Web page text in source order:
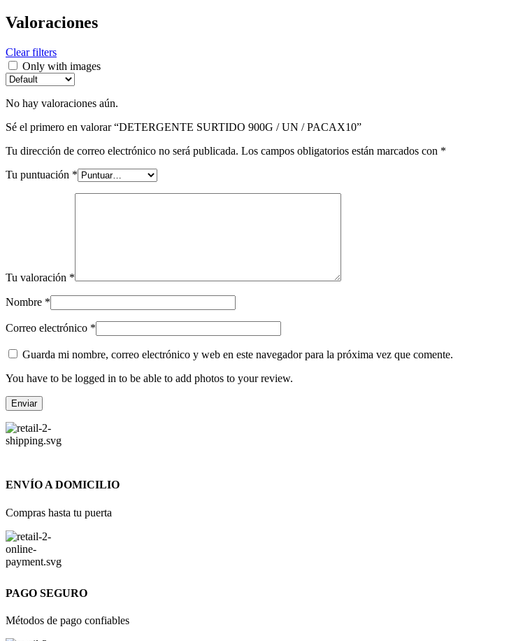
Valoraciones
Clear filters
Only with images
No hay valoraciones aún.
Sé el primero en valorar “DETERGENTE SURTIDO 900G / UN / PACAX10”
Tu dirección de correo electrónico no será publicada. Los campos obligatorios están marcados con *
Tu puntuación *
Tu valoración *
Nombre *
Correo electrónico *
Guarda mi nombre, correo electrónico y web en este navegador para la próxima vez que comente.
You have to be logged in to be able to add photos to your review.
ENVÍO A DOMICILIO
Compras hasta tu puerta
PAGO SEGURO
Métodos de pago confiables